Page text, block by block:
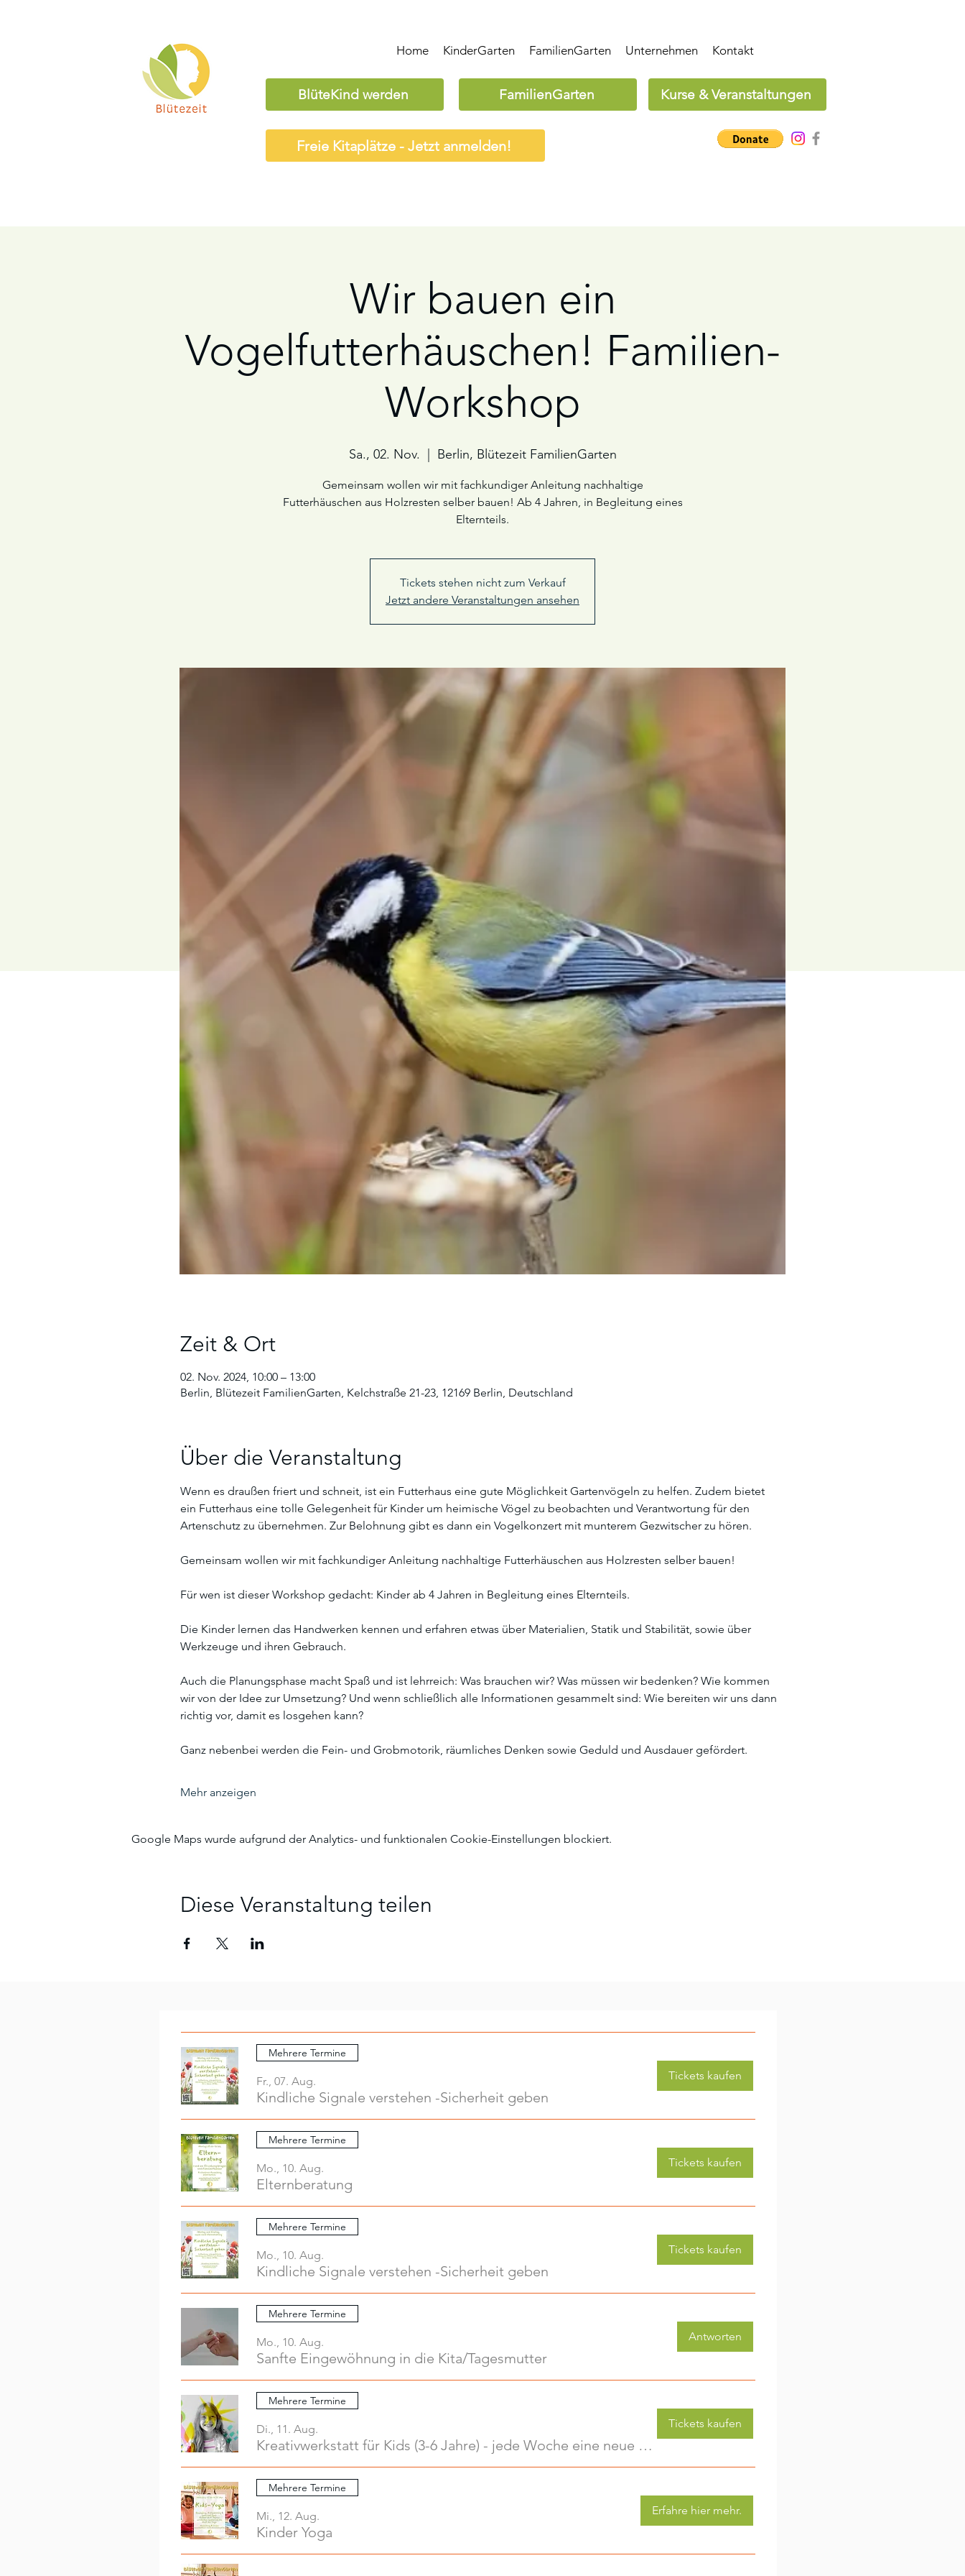
Home KinderGarten FamilienGarten Unternehmen Kontakt
BlüteKind werden FamilienGarten Kurse & Veranstaltungen
Freie Kitaplätze - Jetzt anmelden!
Wir bauen ein
Vogelfutterhäuschen! Familien-
Workshop
Sa., 02. Nov. Berlin, Blütezeit FamilienGarten
Gemeinsam wollen wir mit fachkundiger Anleitung nachhaltige
Futterhäuschen aus Holzresten selber bauen! Ab 4 Jahren, in Begleitung eines
Elternteils.
Tickets stehen nicht zum Verkauf
Jetzt andere Veranstaltungen ansehen
Zeit & Ort
02. Nov. 2024, 10:00 – 13:00
Berlin, Blütezeit FamilienGarten, Kelchstraße 21-23, 12169 Berlin, Deutschland
Über die Veranstaltung
Wenn es draußen friert und schneit, ist ein Futterhaus eine gute Möglichkeit Gartenvögeln zu helfen. Zudem bietet
ein Futterhaus eine tolle Gelegenheit für Kinder um heimische Vögel zu beobachten und Verantwortung für den
Artenschutz zu übernehmen. Zur Belohnung gibt es dann ein Vogelkonzert mit munterem Gezwitscher zu hören.
Gemeinsam wollen wir mit fachkundiger Anleitung nachhaltige Futterhäuschen aus Holzresten selber bauen!
Für wen ist dieser Workshop gedacht: Kinder ab 4 Jahren in Begleitung eines Elternteils.
Die Kinder lernen das Handwerken kennen und erfahren etwas über Materialien, Statik und Stabilität, sowie über
Werkzeuge und ihren Gebrauch.
Auch die Planungsphase macht Spaß und ist lehrreich: Was brauchen wir? Was müssen wir bedenken? Wie kommen
wir von der Idee zur Umsetzung? Und wenn schließlich alle Informationen gesammelt sind: Wie bereiten wir uns dann
richtig vor, damit es losgehen kann?
Ganz nebenbei werden die Fein- und Grobmotorik, räumliches Denken sowie Geduld und Ausdauer gefördert.
Mehr anzeigen
Google Maps wurde aufgrund der Analytics- und funktionalen Cookie-Einstellungen blockiert.
Diese Veranstaltung teilen
Mehrere Termine
Fr., 07. Aug.
Kindliche Signale verstehen -Sicherheit geben
Tickets kaufen
Mehrere Termine
Mo., 10. Aug.
Elternberatung
Tickets kaufen
Mehrere Termine
Mo., 10. Aug.
Kindliche Signale verstehen -Sicherheit geben
Tickets kaufen
Mehrere Termine
Mo., 10. Aug.
Sanfte Eingewöhnung in die Kita/Tagesmutter
Antworten
Mehrere Termine
Di., 11. Aug.
Kreativwerkstatt für Kids (3-6 Jahre) - jede Woche eine neue Aktivität (2)
Tickets kaufen
Mehrere Termine
Mi., 12. Aug.
Kinder Yoga
Erfahre hier mehr.